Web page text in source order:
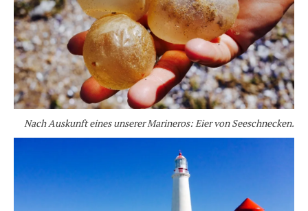
Nach Auskunft eines unserer Marineros: Eier von Seeschnecken.